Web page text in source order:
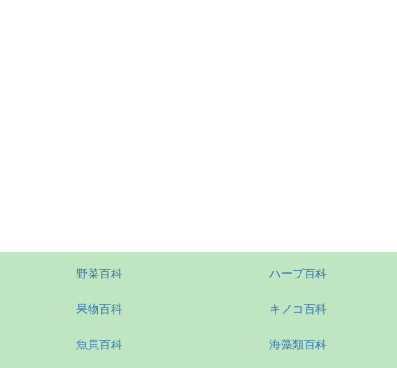
野菜百科
果物百科
魚貝百科
ハーブ百科
キノコ百科
海藻類百科